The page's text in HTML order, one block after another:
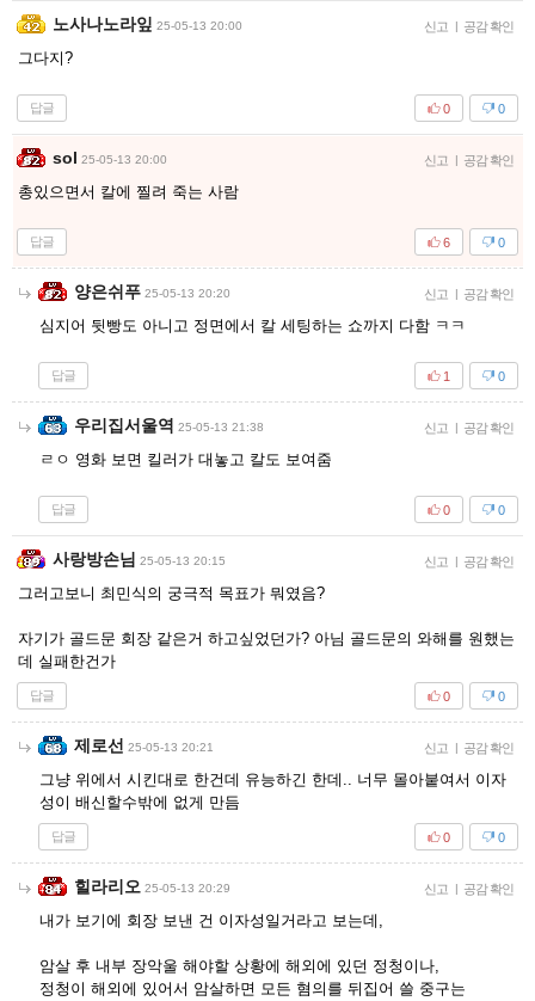
노사나노라잎 25-05-13 20:00 신고 | 공감 확인
그다지?
답글 0
0
sol 25-05-13 20:00 신고 | 공감 확인
총있으면서 칼에 찔려 죽는 사람
답글 0
6
양은쉬푸 25-05-13 20:20 신고 | 공감 확인
심지어 뒷빵도 아니고 정면에서 칼 세팅하는 쇼까지 다함 ㅋㅋ
답글 0
1
우리집서울역 25-05-13 21:38 신고 | 공감 확인
ㄹㅇ 영화 보면 킬러가 대놓고 칼도 보여줌
답글 0
0
사랑방손님 25-05-13 20:15 신고 | 공감 확인
그러고보니 최민식의 궁극적 목표가 뭐였음?
자기가 골드문 회장 같은거 하고싶었던가? 아님 골드문의 와해를 원했는
데 실패한건가
답글 0
0
제로선 25-05-13 20:21 신고 | 공감 확인
그냥 위에서 시킨대로 한건데 유능하긴 한데.. 너무 몰아붙여서 이자
성이 배신할수밖에 없게 만듬
답글 0
0
힐라리오 25-05-13 20:29 신고 | 공감 확인
내가 보기에 회장 보낸 건 이자성일거라고 보는데,
암살 후 내부 장악울 해야할 상황에 해외에 있던 정청이나,
정청이 해외에 있어서 암살하면 모든 혐의를 뒤집어 쓸 중구는